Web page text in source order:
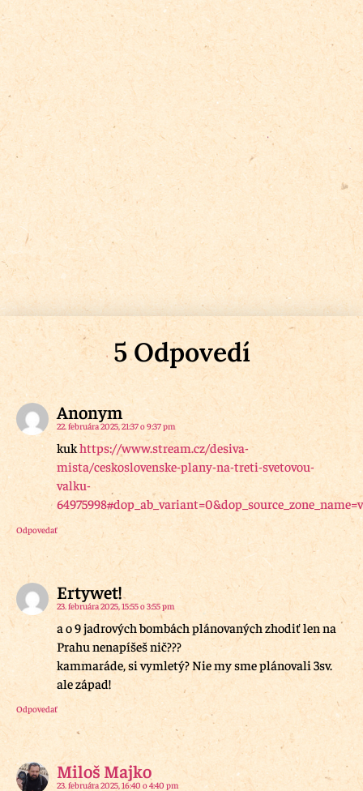
5 Odpovedí
Anonym
22. februára 2025, 21:37 o 9:37 pm
kukhttps://www.stream.cz/desiva-
mista/ceskoslovenske-plany-na-treti-svetovou-
valku-
Odpovedať
Ertywet!
23. februára 2025, 15:55 o 3:55 pm
a o 9 jadrových bombách plánovaných zhodiť len na
Prahu nenapíšeš nič???
kammaráde, si vymletý? Nie my sme plánovali 3sv.
ale západ!
Odpovedať
Miloš Majko
23. februára 2025, 16:40 o 4:40 pm